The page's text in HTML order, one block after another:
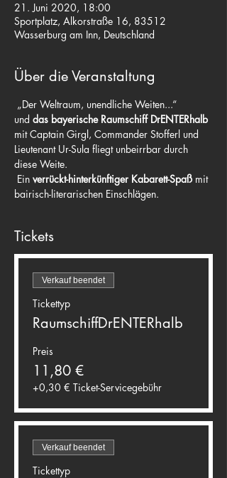
21. Juni 2020, 18:00
Sportplatz, Alkorstraße 16, 83512
Wasserburg am Inn, Deutschland
Über die Veranstaltung
„Der Weltraum, unendliche Weiten...“
und das bayerische Raumschiff DrENTERhalb
mit Captain Girgl, Commander Stofferl und
Lieutenant Ur-Sula fliegt unbeirrbar durch
diese Weite.
Ein verrückt-hinterkünftiger Kabarett-Spaß mit
bairisch-literarischen Einschlägen.
Tickets
Verkauf beendet
Tickettyp
RaumschiffDrENTERhalb
Preis
11,80 €
+0,30 € Ticket-Servicegebühr
Verkauf beendet
Tickettyp